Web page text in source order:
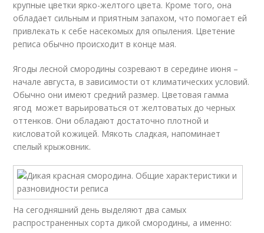
крупные цветки ярко-желтого цвета. Кроме того, она
обладает сильным и приятным запахом, что помогает ей
привлекать к себе насекомых для опыления. Цветение
реписа обычно происходит в конце мая.
Ягоды лесной смородины созревают в середине июня –
начале августа, в зависимости от климатических условий.
Обычно они имеют средний размер. Цветовая гамма
ягод может варьироваться от желтоватых до черных
оттенков. Они обладают достаточно плотной и
кисловатой кожицей. Мякоть сладкая, напоминает
спелый крыжовник.
На сегодняшний день выделяют два самых
распространенных сорта дикой смородины, а именно: